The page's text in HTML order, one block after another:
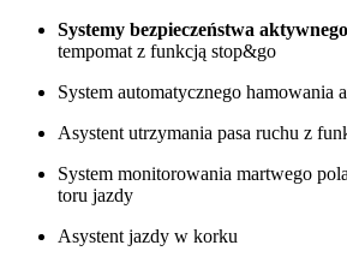
Systemy bezpieczeństwa
tempomat z funkcją stop&go
System automatycznego hamowania
Asystent utrzymania pasa ruchu z
System monitorowania martwego
toru jazdy
Asystent jazdy w korku